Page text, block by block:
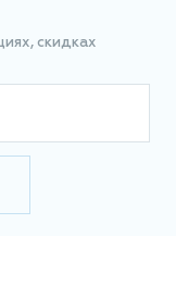
скидках